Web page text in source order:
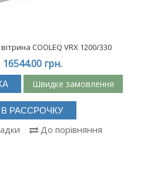
COOLEQ VRX 1200/330
16544.00 грн.
Швидке замовлення
В РАССРОЧКУ
До порівняння